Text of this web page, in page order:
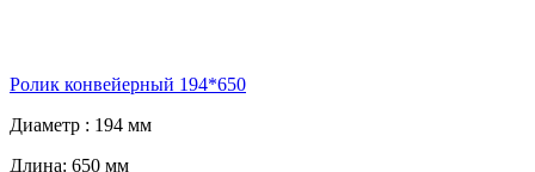
Ролик конвейерный 194*650
Диаметр : 194 мм
Длина: 650 мм